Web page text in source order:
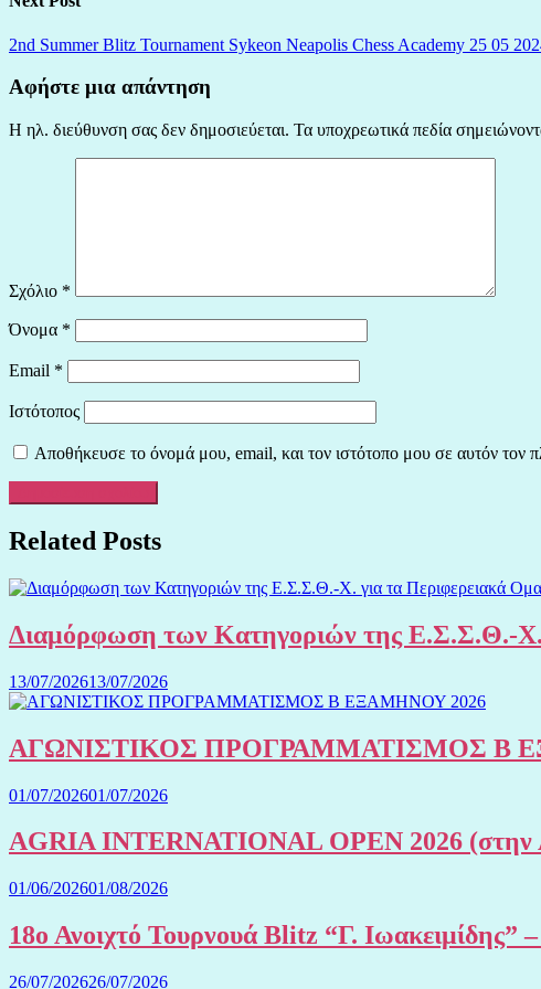
2nd Summer Blitz Tournament Sykeon Neapolis Chess Academy 25 05
Αφήστε μια απάντηση
Η ηλ. διεύθυνση σας δεν δημοσιεύεται. Τα υποχρεωτικά πεδία
Σχόλιο *
Όνομα *
Email *
Ιστότοπος
Αποθήκευσε το όνομά μου, email, και τον ιστότοπο μου σε αυτόν τον
Related Posts
Διαμόρφωση των Κατηγοριών της Ε.Σ.Σ.Θ.-Χ.
13/07/202613/07/2026
ΑΓΩΝΙΣΤΙΚΟΣ ΠΡΟΓΡΑΜΜΑΤΙΣΜΟΣ Β
01/07/202601/07/2026
AGRIA INTERNATIONAL OPEN 2026 (στην
01/06/202601/08/2026
18ο Ανοιχτό Τουρνουά Blitz “Γ. Ιωακειμίδης”
26/07/202626/07/2026